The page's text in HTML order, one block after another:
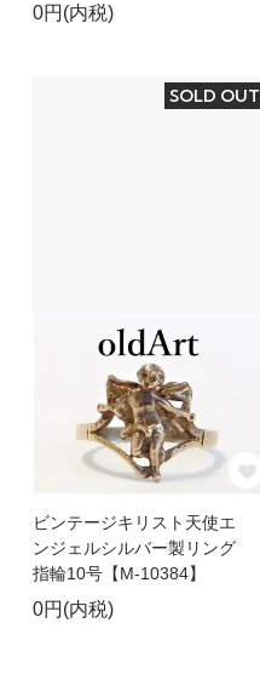
0円(内税)
SOLD OUT
ビンテージキリスト天使エ
ンジェルシルバー製リング
指輪10号【M-10384】
0円(内税)